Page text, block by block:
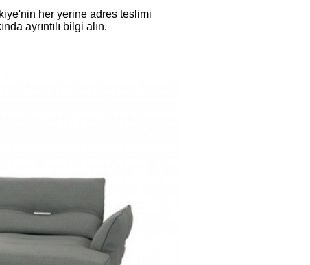
her yerine adres teslimi
ayrıntılı bilgi alın.